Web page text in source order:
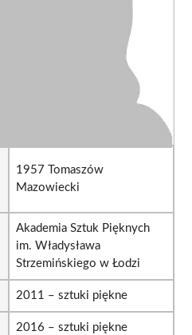
1957 Tomaszów
Mazowiecki
Akademia Sztuk Pięknych
im. Władysława
Strzemińskiego w Łodzi
2011 – sztuki piękne
2016 – sztuki piękne